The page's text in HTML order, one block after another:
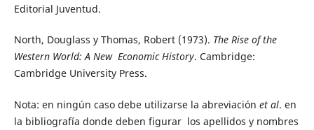
Editorial Juventud.
North, Douglass y Thomas, Robert (1973). The Rise of the
Western World: A New Economic History. Cambridge:
Cambridge University Press.
Nota: en ningún caso debe utilizarse la abreviación et al. en
la bibliografía donde deben figurar los apellidos y nombres